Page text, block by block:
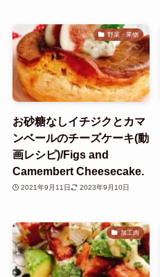
野菜・果物
お砂糖なしイチジクとカマ
ンベールのチーズケーキ(動
画レシピ)/Figs and
Camembert Cheesecake.
2021年9月11日 2023年9月10日
加工肉